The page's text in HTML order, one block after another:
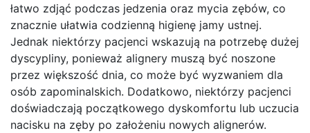
łatwo zdjąć podczas jedzenia oraz mycia zębów, co
znacznie ułatwia codzienną higienę jamy ustnej.
Jednak niektórzy pacjenci wskazują na potrzebę dużej
dyscypliny, ponieważ alignery muszą być noszone
przez większość dnia, co może być wyzwaniem dla
osób zapominalskich. Dodatkowo, niektórzy pacjenci
doświadczają początkowego dyskomfortu lub uczucia
nacisku na zęby po założeniu nowych alignerów.